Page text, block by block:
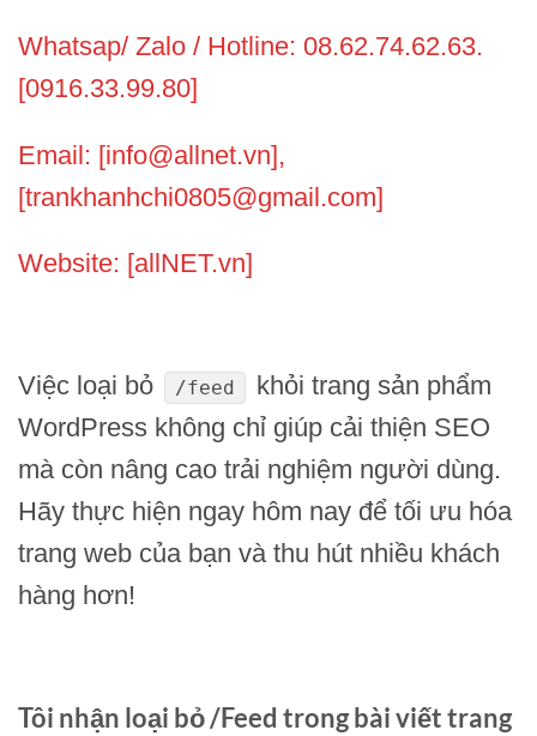
Whatsap/ Zalo / Hotline: 08.62.74.62.63.
[0916.33.99.80]
Email: [info@allnet.vn],
[trankhanhchi0805@gmail.com]
Website: [allNET.vn]
Việc loại bỏ /feed
khỏi trang sản phẩm
WordPress không chỉ giúp cải thiện SEO
mà còn nâng cao trải nghiệm người dùng.
Hãy thực hiện ngay hôm nay để tối ưu hóa
trang web của bạn và thu hút nhiều khách
hàng hơn!
Tôi nhận loại bỏ /Feed trong bài viết trang